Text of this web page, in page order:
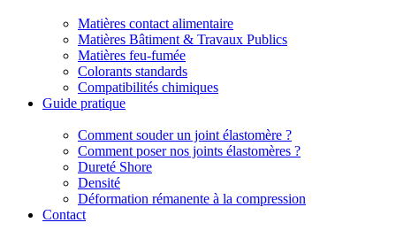
Matières contact alimentaire
Matières Bâtiment & Travaux Publics
Matières feu-fumée
Colorants standards
Compatibilités chimiques
Guide pratique
Comment souder un joint élastomère ?
Comment poser nos joints élastomères ?
Dureté Shore
Densité
Déformation rémanente à la compression
Contact